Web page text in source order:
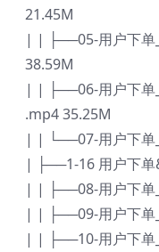
21.45M
| | ├──05-用户下单
38.59M
| | ├──06-用户下单
.mp4 35.25M
| | └──07-用户下单
| ├──1-16 用户下单
| | ├──08-用户下单
| | ├──09-用户下单
| | ├──10-用户下单